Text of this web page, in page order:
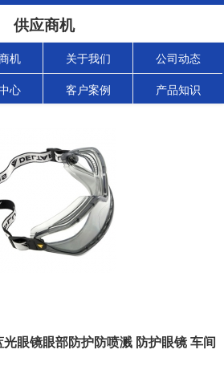
供应商机
机 关于我们 公司动态
心 客户案例 产品知识
光眼镜眼部防护防喷溅 防护眼镜 车间